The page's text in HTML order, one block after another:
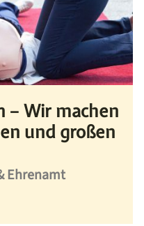
– Wir machen
und großen
Ehrenamt